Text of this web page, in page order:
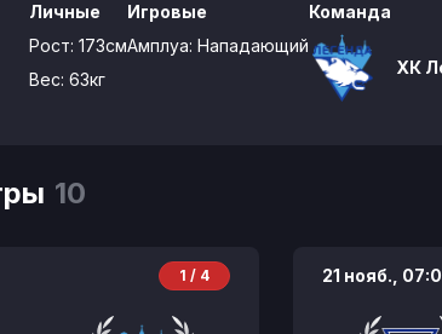
Личные
Рост: 173см
Вес: 63кг
Игровые
Амплуа: Нападающий
Команда
ХК
10
1 / 4 21 нояб.,